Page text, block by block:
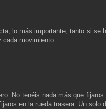
lo más importante, tanto si
cada movimiento.
No tenéis nada más que
en la rueda trasera: Un